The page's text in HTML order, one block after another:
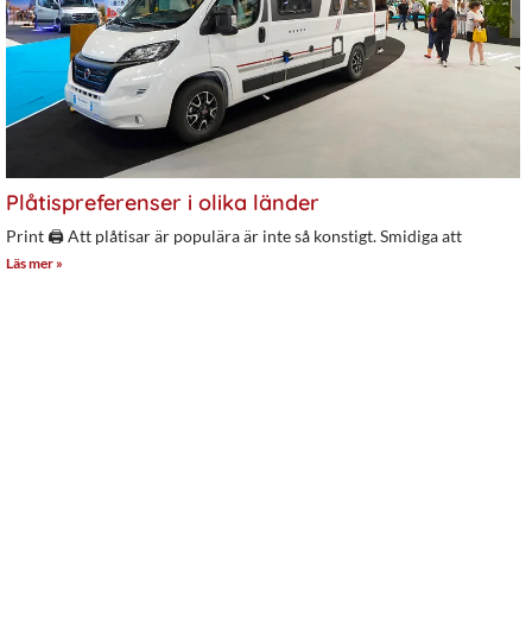
Plåtispreferenser i olika länder
Print 🖨 Att plåtisar är populära är inte så konstigt. Smidiga att
Läs mer »